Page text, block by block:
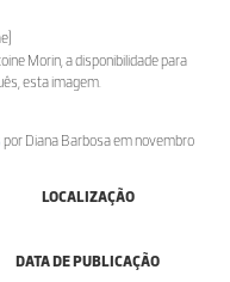
Morin, a disponibilidade para
esta imagem.
por Diana Barbosa em novembro
LOCALIZAÇÃO
DATA DE PUBLICAÇÃO